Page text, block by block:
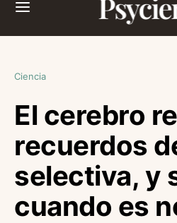
Ciencia
El cerebro
recuerdos
selectiva, y
cuando es